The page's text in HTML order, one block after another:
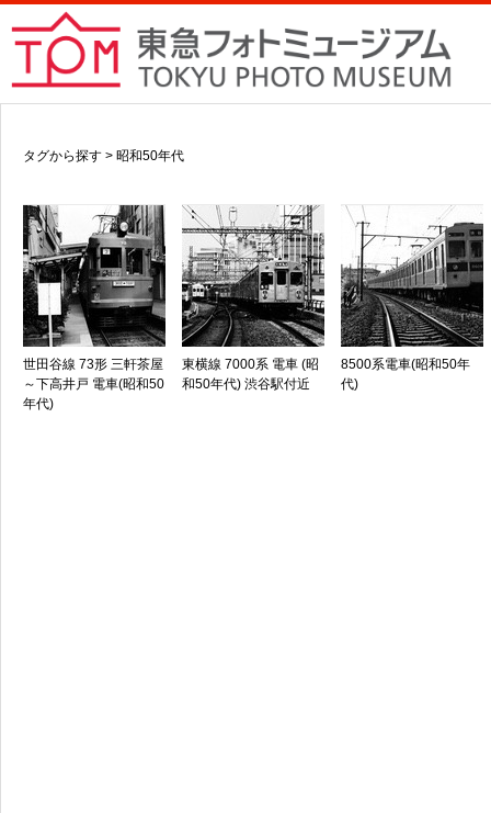
タグから探す > 昭和50年代
世田谷線 73形 三軒茶屋
～下高井戸 電車(昭和50
年代)
東横線 7000系 電車 (昭
和50年代) 渋谷駅付近
8500系電車(昭和50年
代)